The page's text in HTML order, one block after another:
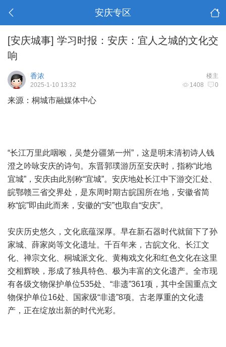
安庆专区
[安庆城事] 学习时报：安庆：宜人之城的文化交
响
楼主
香浓
1408 0
2025-1-10 13:32
来源：桐城市融媒体中心
“长江万里此咽喉，吴楚分疆第一州”，这是明末清初诗人钱
澄之吟咏安庆的诗句。东晋郭璞游历至安庆时，指称“此地
宜城”，安庆由此别称“宜城”。安庆地处长江中下游交汇处、
皖鄂赣三省交界处，是东周时期古皖国所在地，安徽省简
称“皖”即由此而来，安徽的“安”也取自“安庆”。
安庆历史悠久，文化底蕴深厚。早在新石器时代就留下了孙
家城、薛家岗等文化遗址。千百年来，古皖文化、长江文
化、禅宗文化、桐城派文化、黄梅戏文化和红色文化在这里
交相辉映，形成了独具特色、极为丰富的文化遗产。全市现
有各级文物保护单位535处、“非遗”361项，其中全国重点文
物保护单位16处、国家级“非遗”8项。古老厚重的文化遗
产，正在绽放出新的时代光彩。